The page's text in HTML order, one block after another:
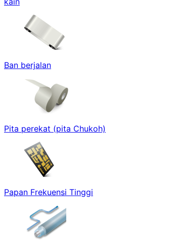
Ban berjalan
Pita perekat (pita Chukoh)
Papan Frekuensi Tinggi